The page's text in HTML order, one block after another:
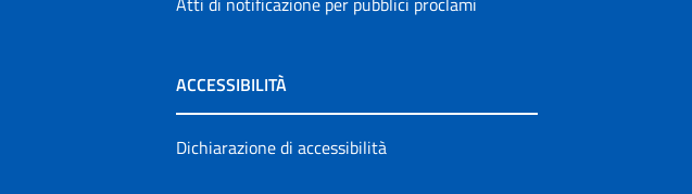
ACCESSIBILITÀ
Dichiarazione di accessibilità